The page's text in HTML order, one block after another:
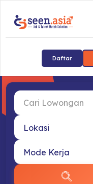
Daftar